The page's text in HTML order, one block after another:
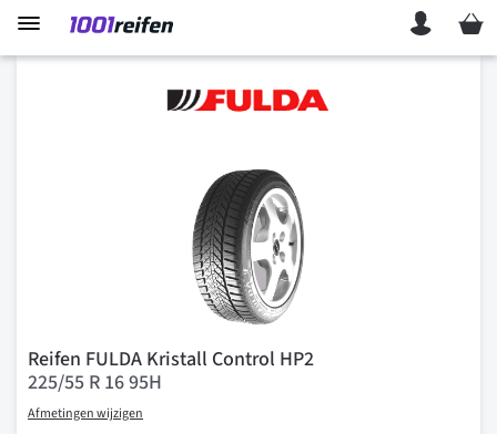
Mein
Reifen FULDA Kristall Control HP2
225/55 R 16 95H
Afmetingen wijzigen